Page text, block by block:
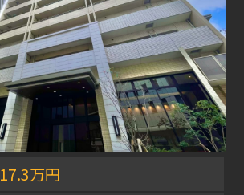
17.3万円